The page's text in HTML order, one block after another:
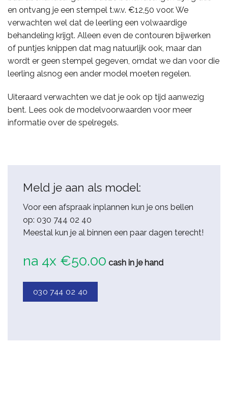
en ontvang je een stempel t.w.v. €12,50 voor. We
verwachten wel dat de leerling een volwaardige
behandeling krijgt. Alleen even de contouren bijwerken
of puntjes knippen dat mag natuurlijk ook, maar dan
wordt er geen stempel gegeven, omdat we dan voor die
leerling alsnog een ander model moeten regelen.
Uiteraard verwachten we dat je ook op tijd aanwezig
bent. Lees ook de modelvoorwaarden voor meer
informatie over de spelregels.
Meld je aan als model:
Voor een afspraak inplannen kun je ons bellen
op: 030 744 02 40
Meestal kun je al binnen een paar dagen terecht!
na 4x €50.00 cash in je hand
030 744 02 40